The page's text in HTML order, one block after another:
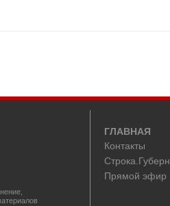
ГЛАВНАЯ
Контакты
Прямой эфир